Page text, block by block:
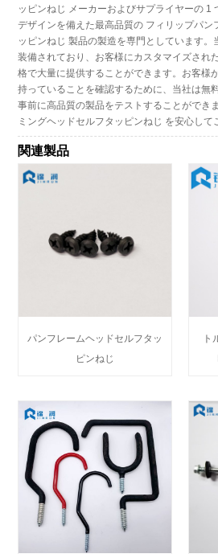
ッピンねじ メーカーおよびサプライヤーの 1
デザインを備えた最高品質の フィリップパン
ッピンねじ 製品の製造を専門としています
装備されており、お客様にカスタマイズされ
格で大量に提供することができます。お客様
持っていることを確認するために、当社は無
事前に高品質の製品をテストすることができ
ミングヘッドセルフタッピンねじ を安心して
関連製品
パンフレームヘッドセルフタッ
ピンねじ
ト